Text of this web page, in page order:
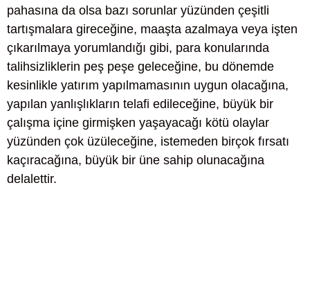
pahasına da olsa bazı sorunlar yüzünden çeşitli
tartışmalara gireceğine, maaşta azalmaya veya işten
çıkarılmaya yorumlandığı gibi, para konularında
talihsizliklerin peş peşe geleceğine, bu dönemde
kesinlikle yatırım yapılmamasının uygun olacağına,
yapılan yanlışlıkların telafi edileceğine, büyük bir
çalışma içine girmişken yaşayacağı kötü olaylar
yüzünden çok üzüleceğine, istemeden birçok fırsatı
kaçıracağına, büyük bir üne sahip olunacağına
delalettir.